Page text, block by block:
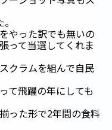
やった訳でも無いの
って当選してくれま
クラムを組んで自民
て飛躍の年にしても
った形で2年間の食料